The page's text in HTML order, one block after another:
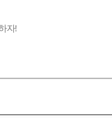
자!